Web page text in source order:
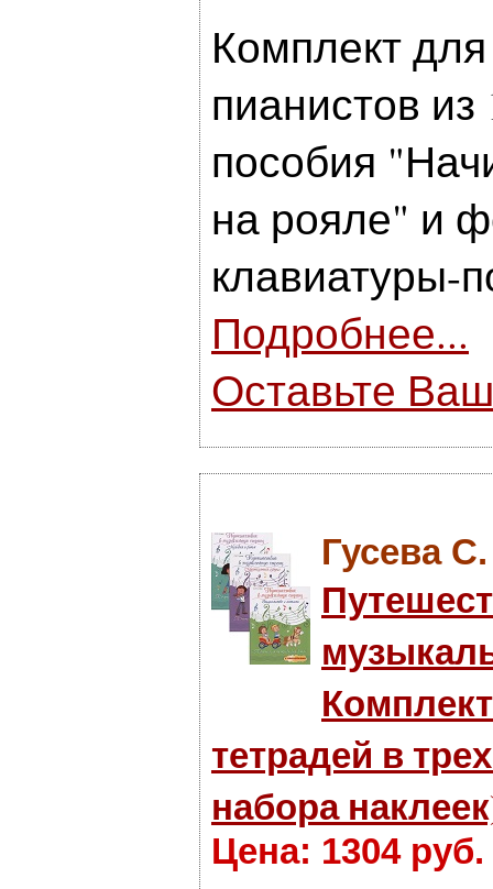
Комплект
пианистов из
пособия
на рояле" и
клавиатуры-
Подробнее...
Оставьте
Гусева С.
тетрадей в
набора
Цена: 1304 руб.